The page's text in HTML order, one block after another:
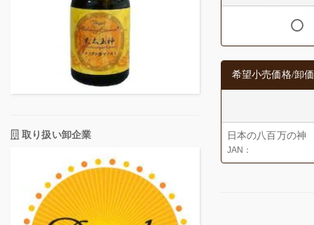
取り扱い卸企業
希望小売価格/卸
日本の八百万の神
JAN：